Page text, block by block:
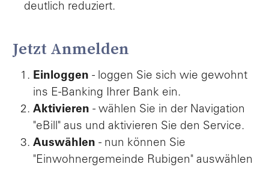
deutlich reduziert.
Jetzt Anmelden
Einloggen - loggen Sie sich wie gewohnt
ins E-Banking Ihrer Bank ein.
Aktivieren- wählen Sie in der Navigation
"eBill" aus und aktivieren Sie den Service.
Auswählen- nun können Sie
"Einwohnergemeinde Rubigen" auswählen